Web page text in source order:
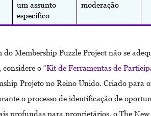
um assunto
específico
moderação
do Membership Puzzle Project não se
considere o “Kit de Ferramentas de
Projeto no Reino Unido. Criado para
o processo de identificação de
profundas para proprietários, o The